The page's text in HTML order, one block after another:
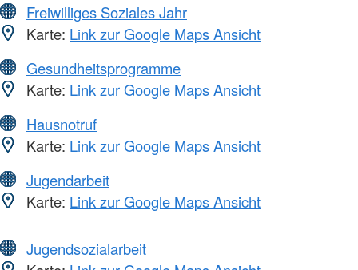
Freiwilliges Soziales Jahr
Karte: Link zur Google Maps Ansicht
Gesundheitsprogramme
Karte: Link zur Google Maps Ansicht
Hausnotruf
Karte: Link zur Google Maps Ansicht
Jugendarbeit
Karte: Link zur Google Maps Ansicht
Jugendsozialarbeit